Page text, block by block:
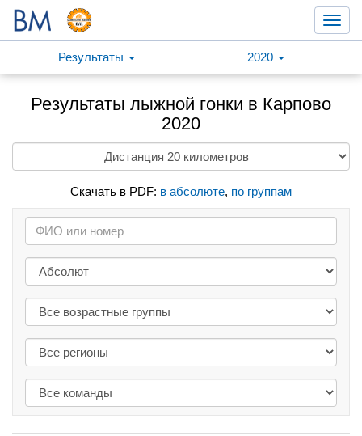
Результаты
2020
Результаты лыжной гонки в Карпово
2020
Скачать в PDF: в абсолюте, по группам